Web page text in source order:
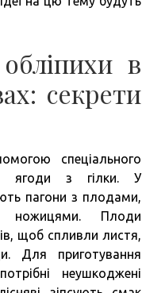
в
секрети
спеціального
ягоди з гілки. У
пагони з плодами,
ножицями. Плоди
щоб спливли листя,
Для приготування
неушкоджені